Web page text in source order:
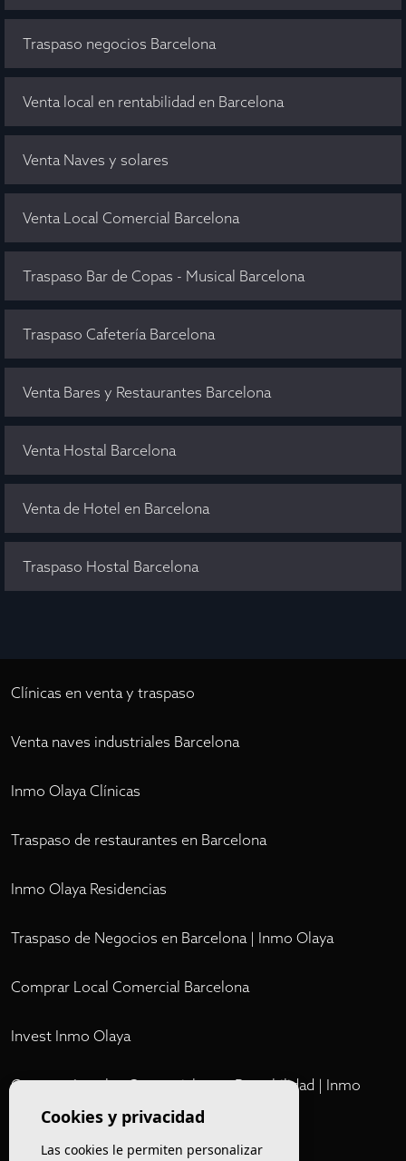
Traspaso negocios Barcelona
Venta local en rentabilidad en Barcelona
Venta Naves y solares
Venta Local Comercial Barcelona
Traspaso Bar de Copas - Musical Barcelona
Traspaso Cafetería Barcelona
Venta Bares y Restaurantes Barcelona
Venta Hostal Barcelona
Venta de Hotel en Barcelona
Traspaso Hostal Barcelona
Clínicas en venta y traspaso
Venta naves industriales Barcelona
Inmo Olaya Clínicas
Traspaso de restaurantes en Barcelona
Inmo Olaya Residencias
Traspaso de Negocios en Barcelona | Inmo Olaya
Comprar Local Comercial Barcelona
Invest Inmo Olaya
Comprar Locales Comerciales en Rentabilidad | Inmo
OlayaCookies y privacidad
Las cookies le permiten personalizar